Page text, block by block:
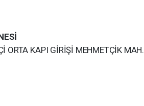
ORTA KAPI GİRİŞİ MEHMETÇİK MAH.